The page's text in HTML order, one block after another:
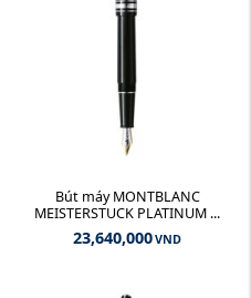
Bút máy MONTBLANC
MEISTERSTUCK PLATINUM ...
23,640,000VND